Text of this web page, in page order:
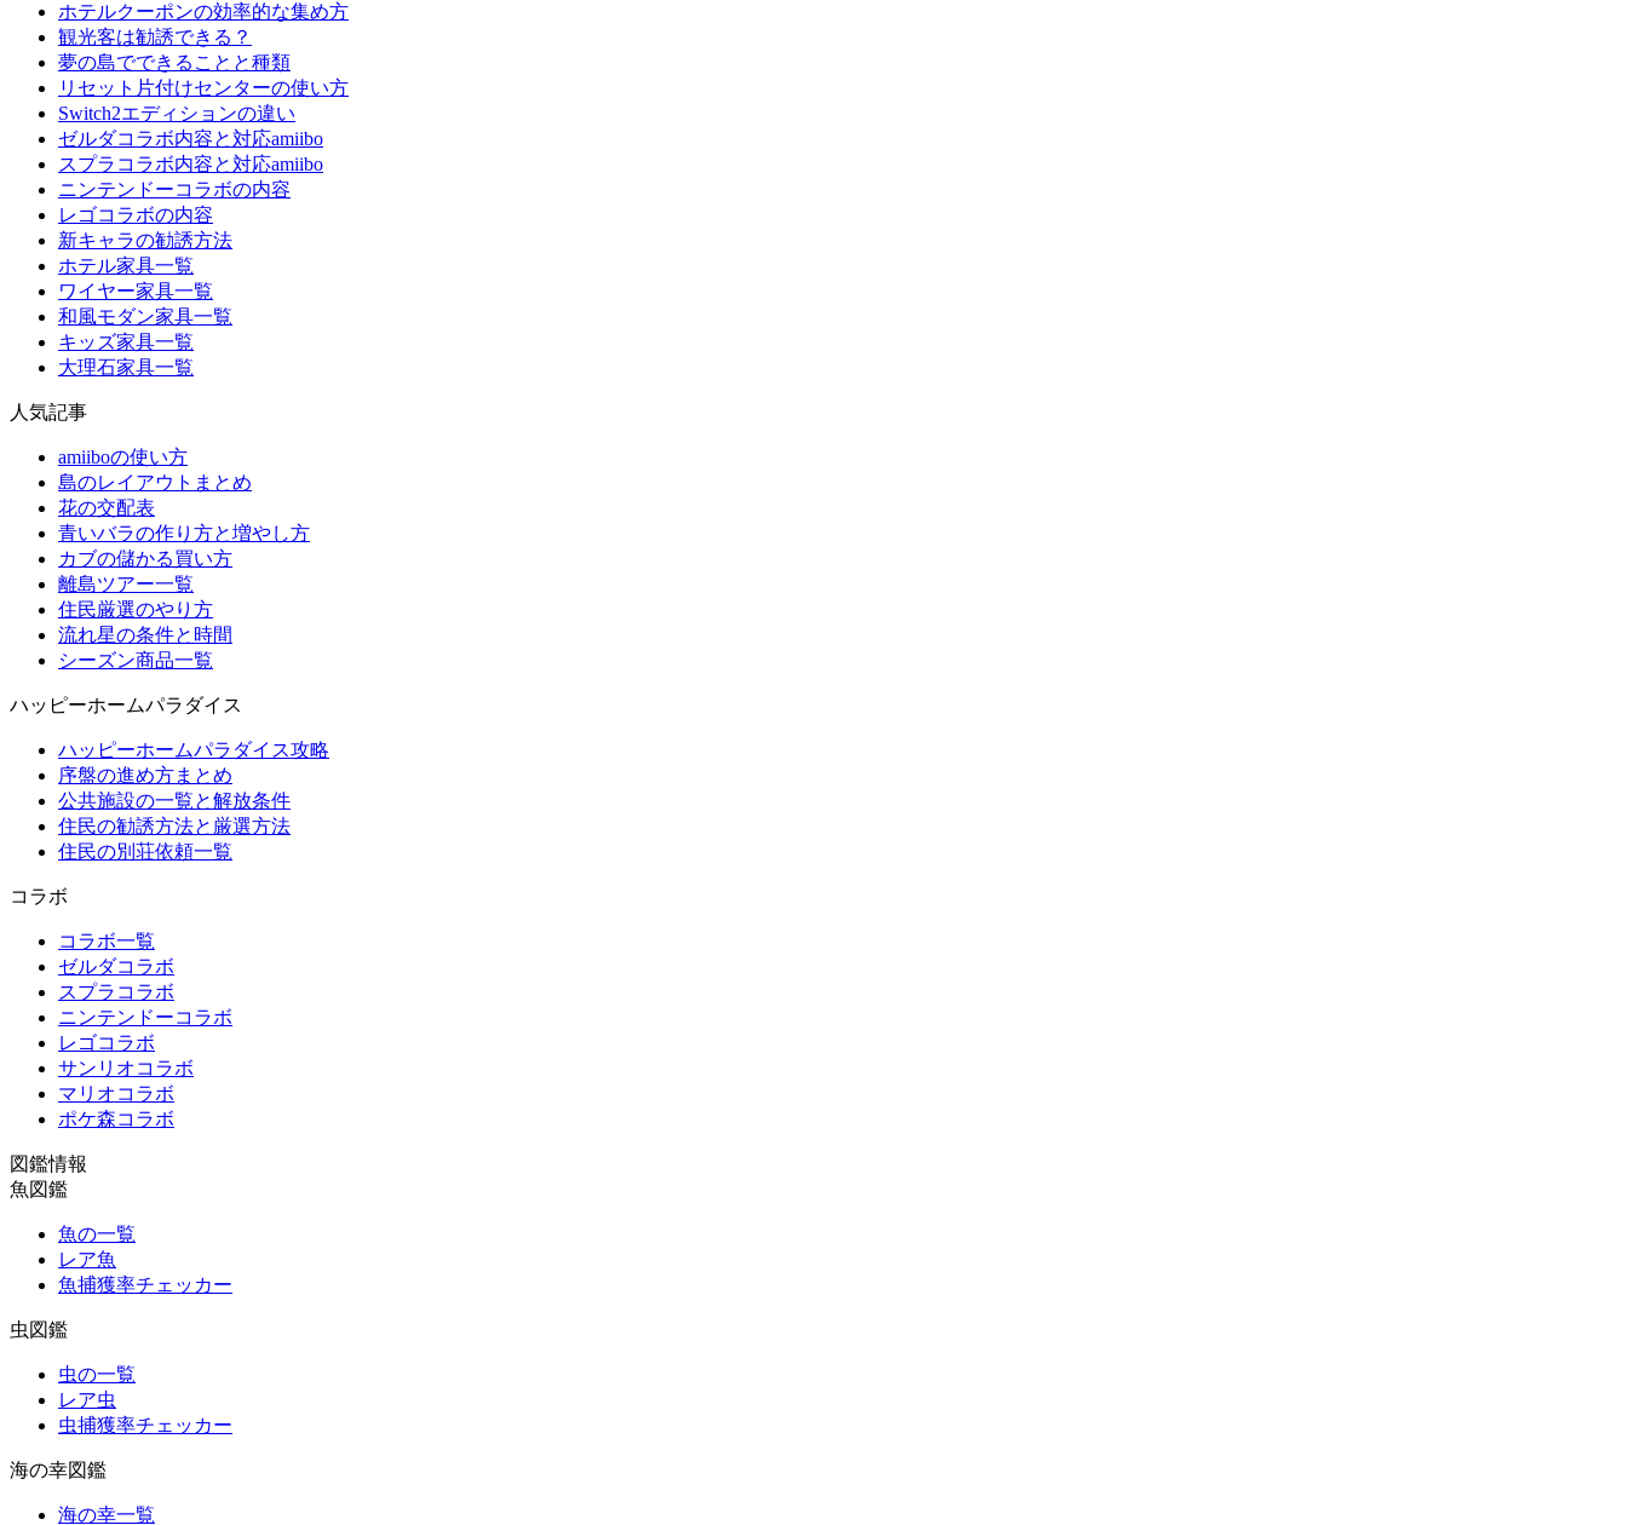
ホテルクーポンの効率的な集め方
観光客は勧誘できる？
夢の島でできることと種類
リセット片付けセンターの使い方
Switch2エディションの違い
ゼルダコラボ内容と対応amiibo
スプラコラボ内容と対応amiibo
ニンテンドーコラボの内容
レゴコラボの内容
新キャラの勧誘方法
ホテル家具一覧
ワイヤー家具一覧
和風モダン家具一覧
キッズ家具一覧
大理石家具一覧
人気記事
amiiboの使い方
島のレイアウトまとめ
花の交配表
青いバラの作り方と増やし方
カブの儲かる買い方
離島ツアー一覧
住民厳選のやり方
流れ星の条件と時間
シーズン商品一覧
ハッピーホームパラダイス
ハッピーホームパラダイス攻略
序盤の進め方まとめ
公共施設の一覧と解放条件
住民の勧誘方法と厳選方法
住民の別荘依頼一覧
コラボ
コラボ一覧
ゼルダコラボ
スプラコラボ
ニンテンドーコラボ
レゴコラボ
サンリオコラボ
マリオコラボ
ポケ森コラボ
図鑑情報
魚図鑑
魚の一覧
レア魚
魚捕獲率チェッカー
虫図鑑
虫の一覧
レア虫
虫捕獲率チェッカー
海の幸図鑑
海の幸一覧